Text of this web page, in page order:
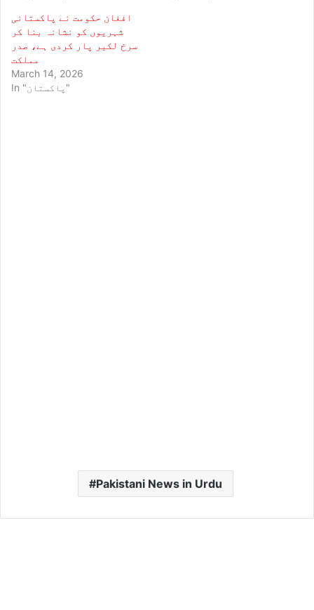
افغان حکومت نے پاکستانی
شہریوں کو نشانہ بنا کر
سرخ لکیر پار کردی ہے، صدر
مملکت
March 14, 2026
In "پاکستان"
Pakistani News in Urdu